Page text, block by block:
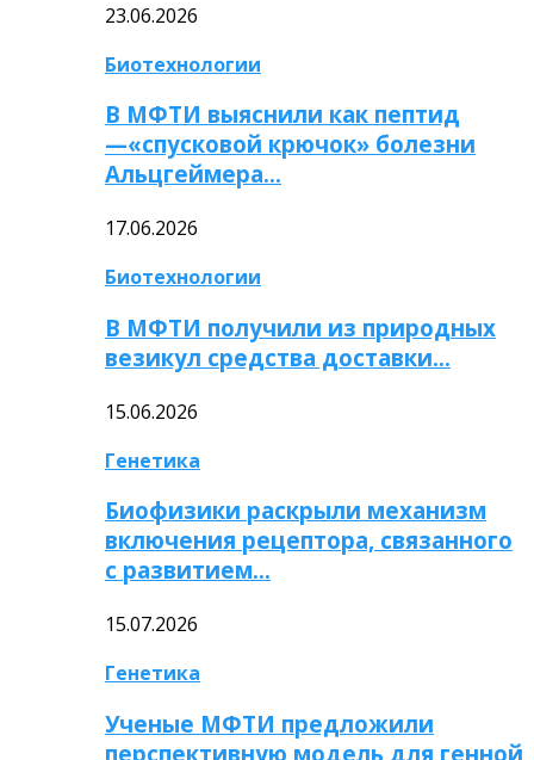
23.06.2026
Биотехнологии
В МФТИ выяснили как пептид
—«спусковой крючок» болезни
Альцгеймера…
17.06.2026
Биотехнологии
В МФТИ получили из природных
везикул средства доставки…
15.06.2026
Генетика
Биофизики раскрыли механизм
включения рецептора, связанного
с развитием…
15.07.2026
Генетика
Ученые МФТИ предложили
перспективную модель для генной